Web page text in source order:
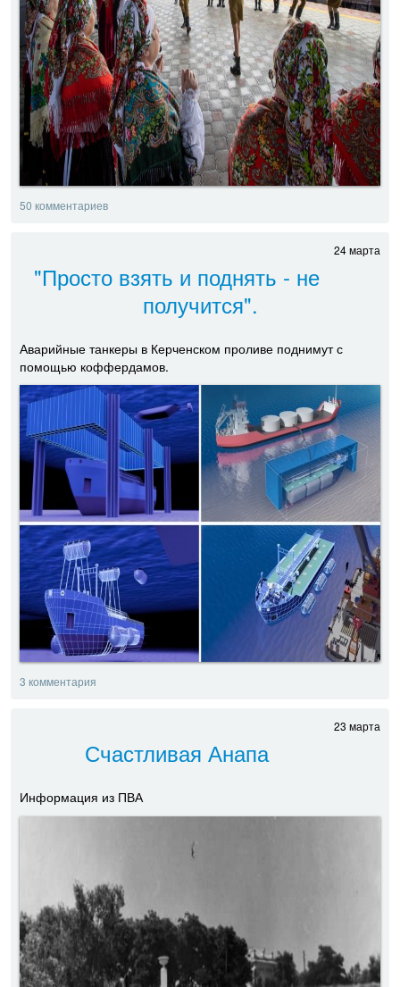
50 комментариев
24 марта
"Просто взять и поднять - не
получится".
Аварийные танкеры в Керченском проливе поднимут с
помощью коффердамов.
3 комментария
23 марта
Счастливая Анапа
Информация из ПВА